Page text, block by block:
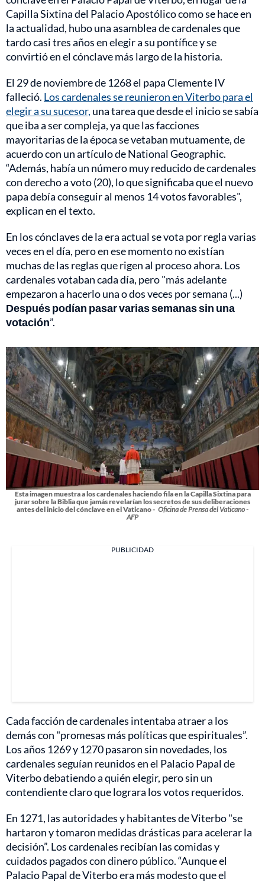
Capilla Sixtina del Palacio Apostólico como se hace en
la actualidad, hubo una asamblea de cardenales que
tardo casi tres años en elegir a su pontífice y se
convirtió en el cónclave más largo de la historia.
El 29 de noviembre de 1268 el papa Clemente IV
falleció. Los cardenales se reunieron en Viterbo para el
elegir a su sucesor, una tarea que desde el inicio se sabía
que iba a ser compleja, ya que las facciones
mayoritarias de la época se vetaban mutuamente, de
acuerdo con un artículo de National Geographic.
“Además, había un número muy reducido de cardenales
con derecho a voto (20), lo que significaba que el nuevo
papa debía conseguir al menos 14 votos favorables",
explican en el texto.
En los cónclaves de la era actual se vota por regla varias
veces en el día, pero en ese momento no existían
muchas de las reglas que rigen al proceso ahora. Los
cardenales votaban cada día, pero "más adelante
empezaron a hacerlo una o dos veces por semana (...)
Después podían pasar varias semanas sin una
votación”.
Esta imagen muestra a los cardenales haciendo fila en la Capilla Sixtina para
jurar sobre la Biblia que jamás revelarían los secretos de sus deliberaciones
antes del inicio del cónclave en el Vaticano - Oficina de Prensa del Vaticano -
AFP
PUBLICIDAD
Cada facción de cardenales intentaba atraer a los
demás con "promesas más políticas que espirituales”.
Los años 1269 y 1270 pasaron sin novedades, los
cardenales seguían reunidos en el Palacio Papal de
Viterbo debatiendo a quién elegir, pero sin un
contendiente claro que lograra los votos requeridos.
En 1271, las autoridades y habitantes de Viterbo "se
hartaron y tomaron medidas drásticas para acelerar la
decisión”. Los cardenales recibían las comidas y
cuidados pagados con dinero público. “Aunque el
Palacio Papal de Viterbo era más modesto que el